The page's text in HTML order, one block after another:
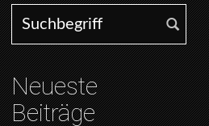
Search for:
Neueste
Beiträge